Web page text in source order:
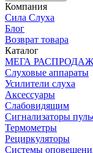
Компания
Сила Слуха
Блог
Возврат товара
Каталог
МЕГА
Слуховые аппараты
Усилители слуха
Аксессуары
Слабовидящим
Сигнализаторы
Термометры
Рециркуляторы
Cистемы